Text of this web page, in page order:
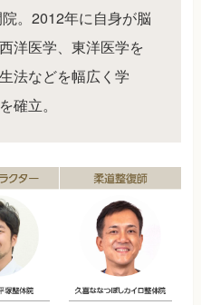
。2012年に自身が脳
洋医学、東洋医学を
法などを幅広く学
確立。